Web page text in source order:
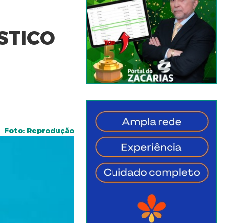
Foto: Reprodução